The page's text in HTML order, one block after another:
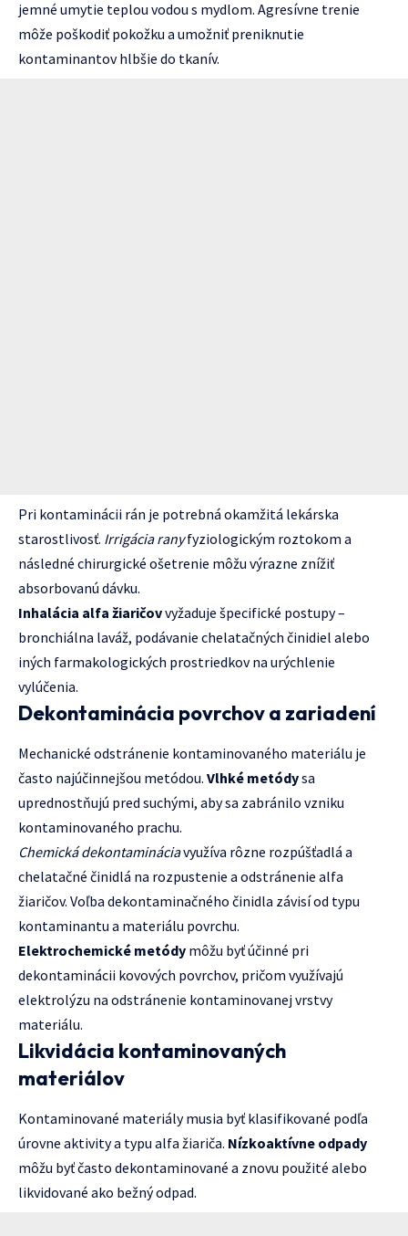
jemné umytie teplou vodou s mydlom. Agresívne trenie
môže poškodiť pokožku a umožniť preniknutie
kontaminantov hlbšie do tkanív.
Pri kontaminácii rán je potrebná okamžitá lekárska
starostlivosť. Irrigácia ranyfyziologickým roztokom a
následné chirurgické ošetrenie môžu výrazne znížiť
absorbovanú dávku.
Inhalácia alfa žiaričovvyžaduje špecifické postupy –
bronchiálna laváž, podávanie chelatačných činidiel alebo
iných farmakologických prostriedkov na urýchlenie
vylúčenia.
Dekontaminácia povrchov a zariadení
Mechanické odstránenie kontaminovaného materiálu je
často najúčinnejšou metódou. Vlhké metódysa
uprednostňujú pred suchými, aby sa zabránilo vzniku
kontaminovaného prachu.
Chemická dekontamináciavyužíva rôzne rozpúšťadlá a
chelatačné činidlá na rozpustenie a odstránenie alfa
žiaričov. Voľba dekontaminačného činidla závisí od typu
kontaminantu a materiálu povrchu.
Elektrochemické metódy môžu byť účinné pri
dekontaminácii kovových povrchov, pričom využívajú
elektrolýzu na odstránenie kontaminovanej vrstvy
materiálu.
Likvidácia kontaminovaných
materiálov
Kontaminované materiály musia byť klasifikované podľa
úrovne aktivity a typu alfa žiariča. Nízkoaktívne odpady
môžu byť často dekontaminované a znovu použité alebo
likvidované ako bežný odpad.